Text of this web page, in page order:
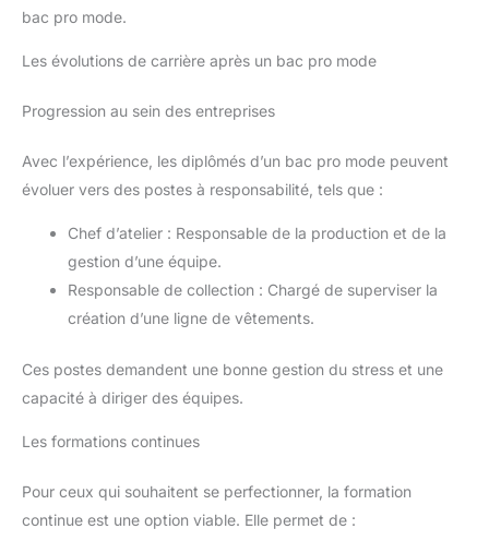
bac pro mode.
Les évolutions de carrière après un bac pro mode
Progression au sein des entreprises
Avec l’expérience, les diplômés d’un bac pro mode peuvent
évoluer vers des postes à responsabilité, tels que :
Chef d’atelier : Responsable de la production et de la
gestion d’une équipe.
Responsable de collection : Chargé de superviser la
création d’une ligne de vêtements.
Ces postes demandent une bonne gestion du stress et une
capacité à diriger des équipes.
Les formations continues
Pour ceux qui souhaitent se perfectionner, la formation
continue est une option viable. Elle permet de :